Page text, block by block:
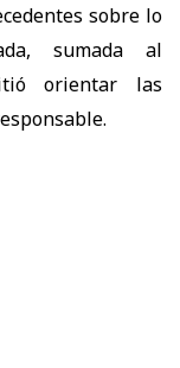
sobre lo
sumada al
orientar las